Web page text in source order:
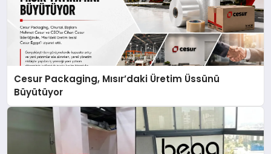
Cesur Packaging, Mısır’daki Üretim Üssünü
Büyütüyor